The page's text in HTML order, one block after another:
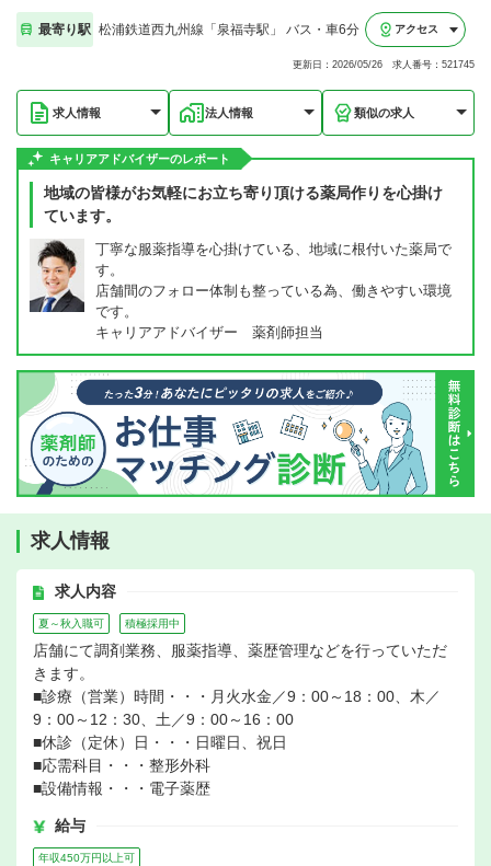
最寄り駅 松浦鉄道西九州線「泉福寺駅」 バス・車6分 アクセス
更新日：2026/05/26 求人番号：521745
求人情報 法人情報 類似の求人
キャリアアドバイザーのレポート
地域の皆様がお気軽にお立ち寄り頂ける薬局作りを心掛け
ています。
丁寧な服薬指導を心掛けている、地域に根付いた薬局で
す。
店舗間のフォロー体制も整っている為、働きやすい環境
です。
キャリアアドバイザー 薬剤師担当
求人情報
求人内容
夏～秋入職可 積極採用中
店舗にて調剤業務、服薬指導、薬歴管理などを行っていただ
きます。
■診療（営業）時間・・・月火水金／9：00～18：00、木／
9：00～12：30、土／9：00～16：00
■休診（定休）日・・・日曜日、祝日
■応需科目・・・整形外科
■設備情報・・・電子薬歴
給与
年収450万円以上可